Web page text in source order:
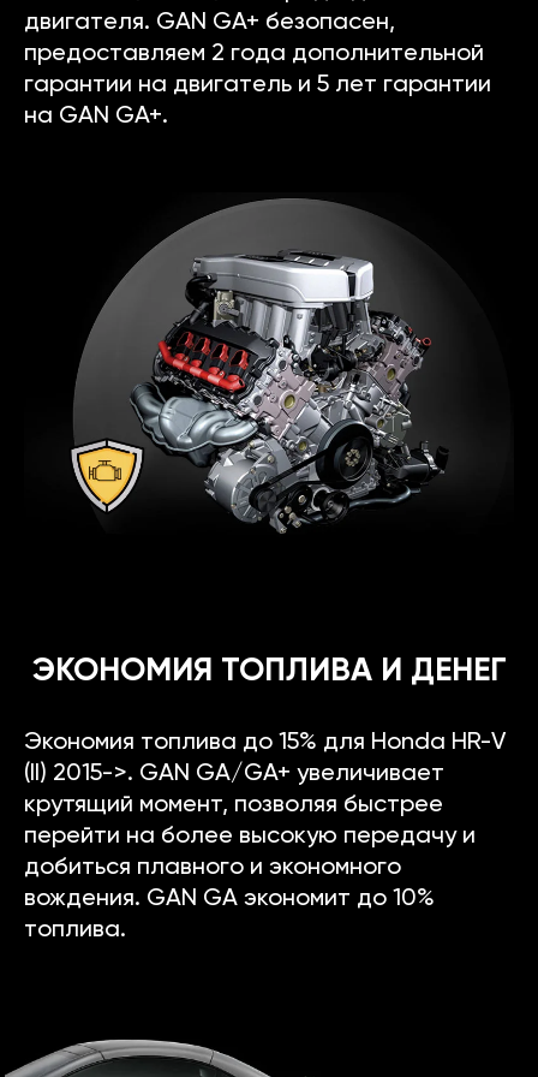
двигателя. GAN GA+ безопасен,
предоставляем 2 года дополнительной
гарантии на двигатель и 5 лет гарантии
на GAN GA+.
ЭКОНОМИЯ ТОПЛИВА И ДЕНЕГ
Экономия топлива до 15% для Honda HR-V
(II) 2015->. GAN GA/GA+ увеличивает
крутящий момент, позволяя быстрее
перейти на более высокую передачу и
добиться плавного и экономного
вождения. GAN GA экономит до 10%
топлива.